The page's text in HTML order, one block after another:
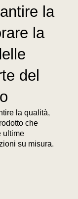
la
la
del
la qualità,
che
ultime
su misura.